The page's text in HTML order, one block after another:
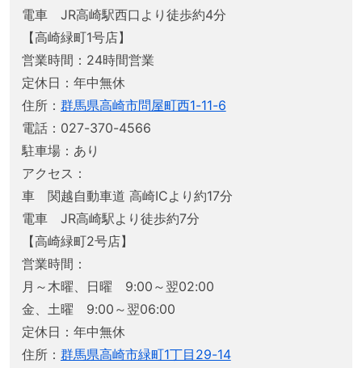
電車 JR高崎駅西口より徒歩約4分
【高崎緑町1号店】
営業時間：24時間営業
定休日：年中無休
住所： 群馬県高崎市問屋町西1-11-6
電話：027-370-4566
駐車場：あり
アクセス：
車 関越自動車道 高崎ICより約17分
電車 JR高崎駅より徒歩約7分
【高崎緑町2号店】
営業時間：
月～木曜、日曜 9:00～翌02:00
金、土曜 9:00～翌06:00
定休日：年中無休
住所： 群馬県高崎市緑町1丁目29-14